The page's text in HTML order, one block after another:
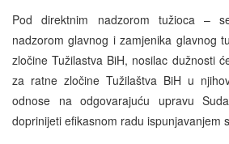
Pod direktnim nadzorom tužioca –
nadzorom glavnog i zamjenika glavnog
zločine Tužilastva BiH, nosilac dužnosti
za ratne zločine Tužilaštva BiH u
odnose na odgovarajuću upravu
doprinijeti efikasnom radu ispunjavanjem